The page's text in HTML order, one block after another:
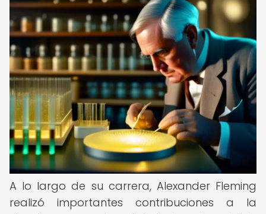
A lo largo de su carrera, Alexander Fleming
realizó importantes contribuciones a la